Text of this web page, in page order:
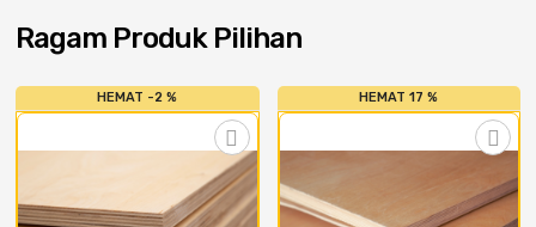
Ragam Produk Pilihan
HEMAT -2 % HEMAT 17 %